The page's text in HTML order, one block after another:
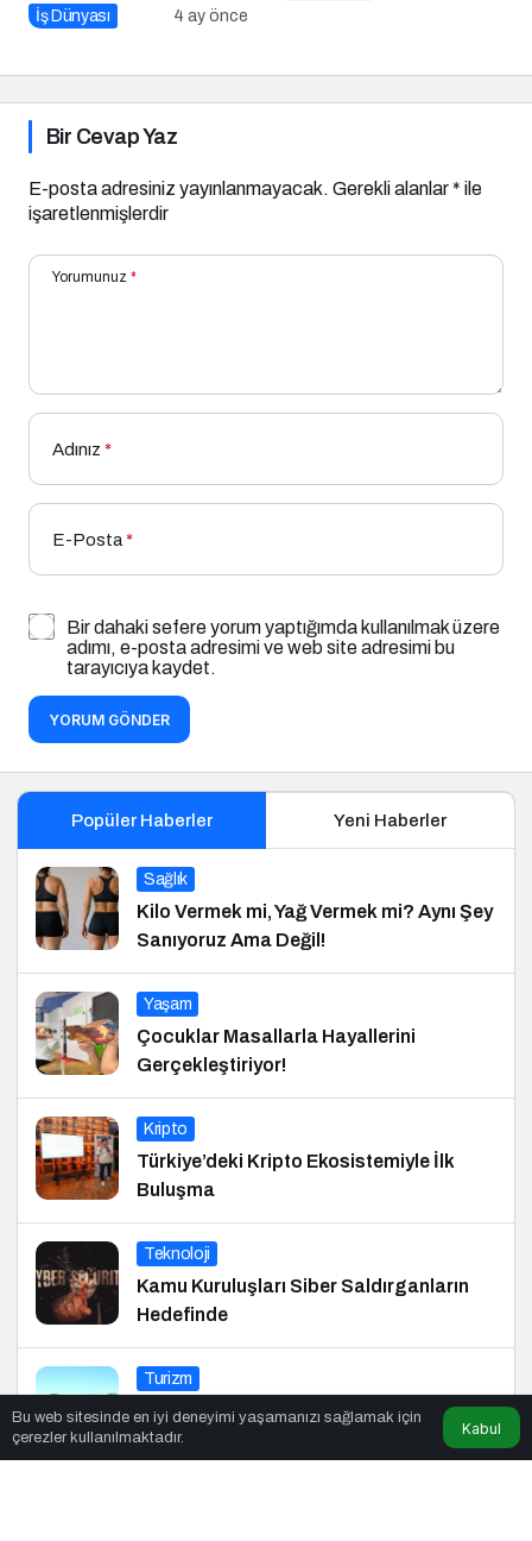
Markalaşma 1.0
İş Dünyası 4 ay önce
Bir Cevap Yaz
E-posta adresiniz yayınlanmayacak. Gerekli alanlar* ile
işaretlenmişlerdir
Yorumunuz *
Adınız *
E-Posta*
Bir dahaki sefere yorum yaptığımda kullanılmak üzere
adımı, e-posta adresimi ve web site adresimi bu
tarayıcıya kaydet.
YORUM GÖNDER
Popüler Haberler Yeni Haberler
Sağlık
Kilo Vermek mi, Yağ Vermek mi? Aynı Şey
Sanıyoruz Ama Değil!
Yaşam
Çocuklar Masallarla Hayallerini
Gerçekleştiriyor!
Kripto
Türkiye’deki Kripto Ekosistemiyle İlk
Buluşma
Teknoloji
Kamu Kuruluşları Siber Saldırganların
Hedefinde
Turizm
Doğadan Tarihe Unutulmaz Seyahat
Önerileri
Bu web sitesinde en iyi deneyimi yaşamanızı sağlamak için
çerezler kullanılmaktadır.
Kabul